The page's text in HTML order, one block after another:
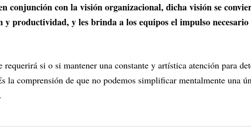
conjunción con la visión organizacional, dicha visión se
y productividad, y les brinda a los equipos el impulso
requerirá si o si mantener una constante y artística atención para
la comprensión de que no podemos simplificar mentalmente una